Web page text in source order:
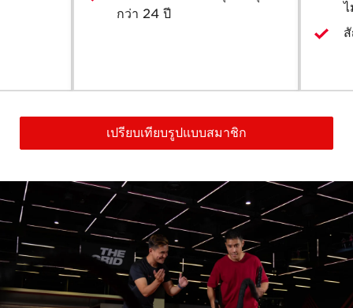
กว่า 24 ปี
เปรียบเทียบรูปแบบสมาชิก